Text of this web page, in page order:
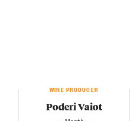
WINE PRODUCER
Poderi Vaiot